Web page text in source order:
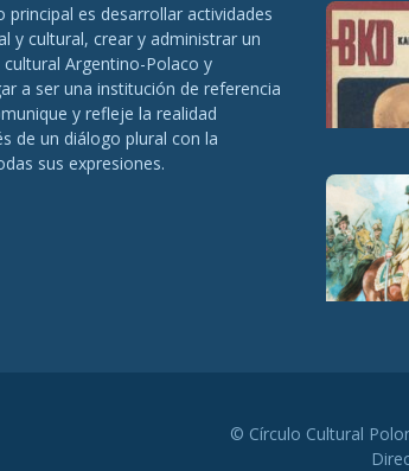
es desarrollar actividades
y cultural, crear y administrar un
Argentino-Polaco y
a ser una institución de referencia
y refleje la realidad
de un diálogo plural con la
sus expresiones.
© Círculo Cultural